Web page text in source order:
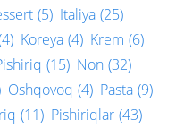
(5) Italiya (25)
Koreya (4) Krem (6)
(15) Non (32)
Oshqovoq (4) Pasta (9)
(11) Pishiriqlar (43)